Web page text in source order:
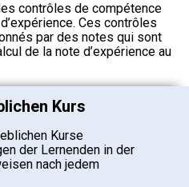
contrôles de compétence
Ces contrôles
par des notes qui sont
de la note d’expérience au
Kurs
Kurse
der Lernenden in der
nach jedem